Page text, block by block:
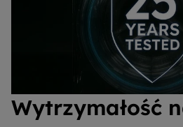
Wytrzymałość